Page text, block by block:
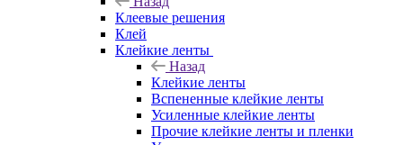
Клеевые решения
Клей
Клейкие ленты
Назад
Клейкие ленты
Вспененные клейкие ленты
Усиленные клейкие ленты
Прочие клейкие ленты и пленки